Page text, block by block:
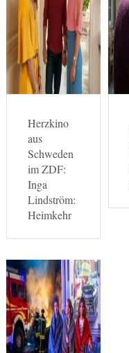
Herzkino
aus
Schweden
im ZDF:
Inga
Lindström:
Heimkehr